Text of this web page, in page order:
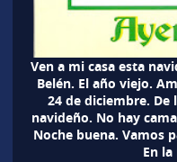
Ven a mi casa esta
Belén. El año viejo.
24 de diciembre.
navideño. No hay
Noche buena. Vamos
En